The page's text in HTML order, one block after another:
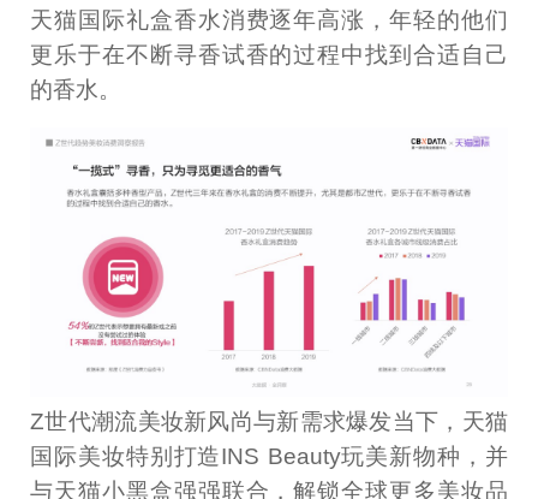
天猫国际礼盒香水消费逐年高涨，年轻的他们
更乐于在不断寻香试香的过程中找到合适自己
的香水。
Z世代潮流美妆新风尚与新需求爆发当下，天猫
国际美妆特别打造INS Beauty玩美新物种，并
与天猫小黑盒强强联合，解锁全球更多美妆品